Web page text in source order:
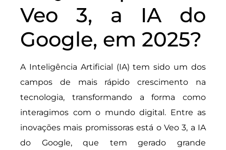
Veo 3, a IA do
Google, em 2025?
A Inteligência Artificial (IA) tem sido um dos
campos de mais rápido crescimento na
tecnologia, transformando a forma como
interagimos com o mundo digital. Entre as
inovações mais promissoras está o Veo 3, a IA
do Google, que tem gerado grande